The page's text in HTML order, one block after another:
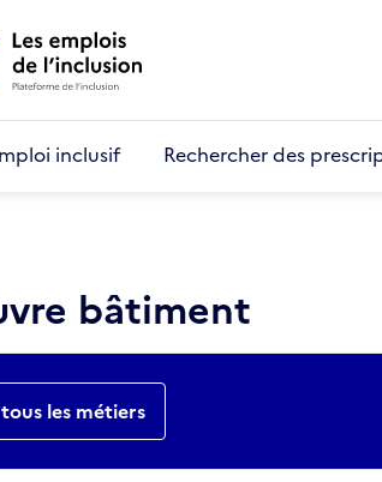
inclusif Rechercher des
bâtiment
rapides
les métiers